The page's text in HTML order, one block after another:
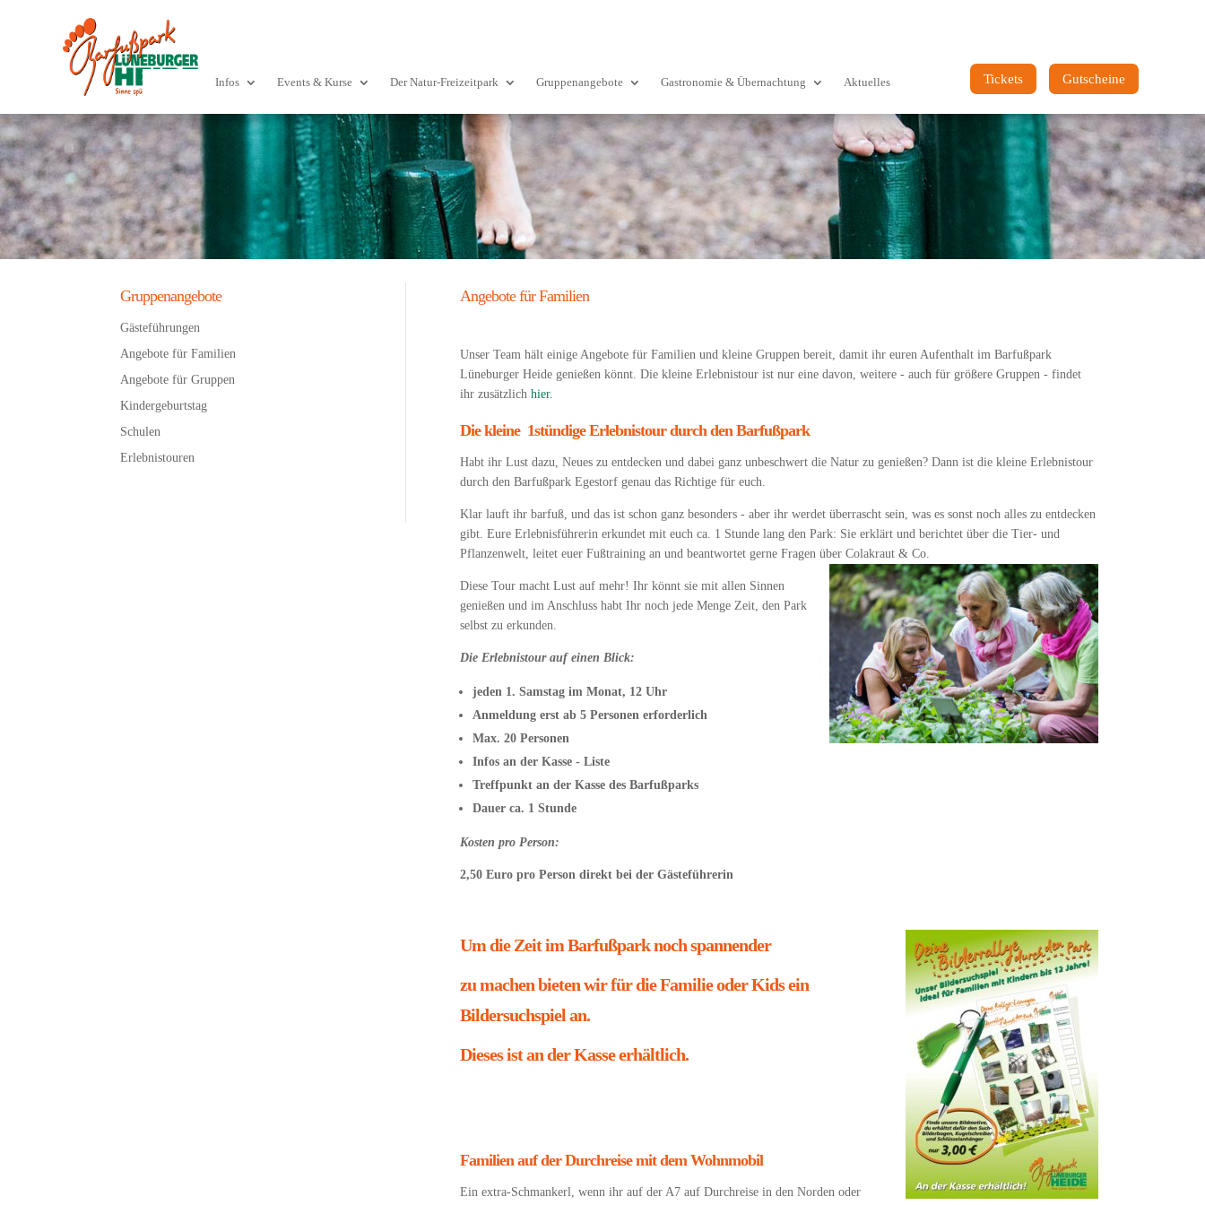
Infos Events & Kurse Der Natur-Freizeitpark Gruppenangebote Gastronomie & Übernachtung Aktuelles Tickets Gutscheine
Gruppenangebote
Gästeführungen
Angebote für Familien
Angebote für Gruppen
Kindergeburtstag
Schulen
Erlebnistouren
Angebote für Familien
Unser Team hält einige Angebote für Familien und kleine Gruppen bereit, damit ihr euren Aufenthalt im Barfußpark
Lüneburger Heide genießen könnt. Die kleine Erlebnistour ist nur eine davon, weitere - auch für größere Gruppen - findet
ihr zusätzlich hier.
Die kleine 1stündige Erlebnistour durch den Barfußpark
Habt ihr Lust dazu, Neues zu entdecken und dabei ganz unbeschwert die Natur zu genießen? Dann ist die kleine Erlebnistour
durch den Barfußpark Egestorf genau das Richtige für euch.
Klar lauft ihr barfuß, und das ist schon ganz besonders - aber ihr werdet überrascht sein, was es sonst noch alles zu entdecken
gibt. Eure Erlebnisführerin erkundet mit euch ca. 1 Stunde lang den Park: Sie erklärt und berichtet über die Tier- und
Pflanzenwelt, leitet euer Fußtraining an und beantwortet gerne Fragen über Colakraut & Co.
Diese Tour macht Lust auf mehr! Ihr könnt sie mit allen Sinnen
genießen und im Anschluss habt Ihr noch jede Menge Zeit, den Park
selbst zu erkunden.
Die Erlebnistour auf einen Blick:
jeden 1. Samstag im Monat, 12 Uhr
Anmeldung erst ab 5 Personen erforderlich
Max. 20 Personen
Infos an der Kasse - Liste
Treffpunkt an der Kasse des Barfußparks
Dauer ca. 1 Stunde
Kosten pro Person:
2,50 Euro pro Person direkt bei der Gästeführerin
Um die Zeit im Barfußpark noch spannender
zu machen bieten wir für die Familie oder Kids ein
Bildersuchspiel an.
Dieses ist an der Kasse erhältlich.
Familien auf der Durchreise mit dem Wohnmobil
Ein extra-Schmankerl, wenn ihr auf der A7 auf Durchreise in den Norden oder